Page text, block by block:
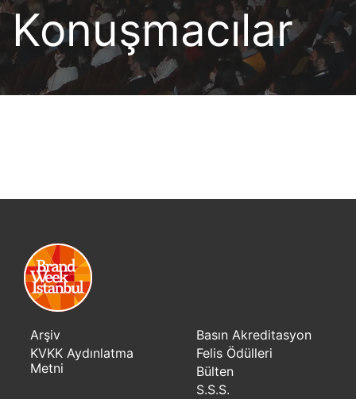
Konuşmacılar
Arşiv
KVKK Aydınlatma
Metni
Basın Akreditasyon
Felis Ödülleri
Bülten
S.S.S.